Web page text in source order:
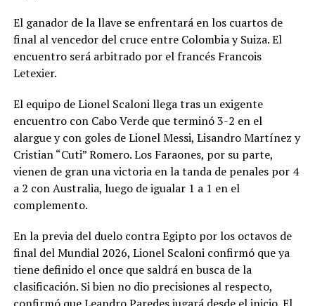
El ganador de la llave se enfrentará en los cuartos de
final al vencedor del cruce entre Colombia y Suiza. El
encuentro será arbitrado por el francés Francois
Letexier.
El equipo de Lionel Scaloni llega tras un exigente
encuentro con Cabo Verde que terminó 3-2 en el
alargue y con goles de Lionel Messi, Lisandro Martínez y
Cristian “Cuti” Romero. Los Faraones, por su parte,
vienen de gran una victoria en la tanda de penales por 4
a 2 con Australia, luego de igualar 1 a 1 en el
complemento.
En la previa del duelo contra Egipto por los octavos de
final del Mundial 2026, Lionel Scaloni confirmó que ya
tiene definido el once que saldrá en busca de la
clasificación. Si bien no dio precisiones al respecto,